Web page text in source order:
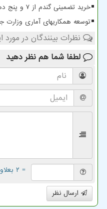
خرید تضمینی گندم از ۷ و پنج دهم میلیون تن گذشت
توسعه همکاریهای آماری وزارت
نظرات بینندگان در
لطفا شما هم نظر دهید
= ۲ بعلاوه ۲
ارسال نظر